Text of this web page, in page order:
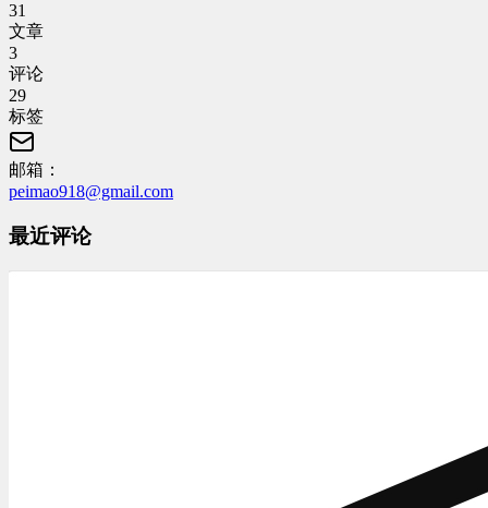
31
文章
3
评论
29
标签
邮箱：
peimao918@gmail.com
最近评论